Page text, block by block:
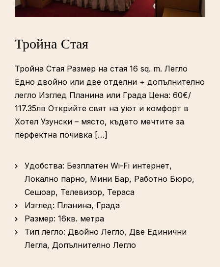
Тройна Стая
Тройна Стая Размер на стая 16 sq. m. Легло
Едно двойно или две отделни + допълнително
легло Изглед Планина или Града Цена: 60€/
117.35лв Открийте свят на уют и комфорт в
Хотел Узунски – място, където мечтите за
перфектна почивка […]
Удобства: Безплатен Wi-Fi интернет,
Локално парно, Мини Бар, Работно Бюро,
Сешоар, Телевизор, Тераса
Изглед: Планина, Града
Размер: 16кв. метра
Тип легло: Двойно Легло, Две Единични
Легла, Допълнително Легло